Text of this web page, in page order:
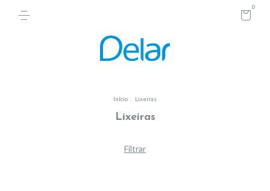
0
Início Lixeiras
Lixeiras
Filtrar